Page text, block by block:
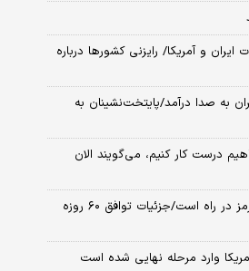
ایران و آمریکا/ رایزنی کشورها درباره
به صدا درآمد/پایتخت‌نشینان به
درست کار کنیم، می‌گویند الان
العربیه: توافق بازگشایی تنگه هرمز در راه است/جزئیات توافق ۶۰ روزه
وارد مرحله نهایی شده است